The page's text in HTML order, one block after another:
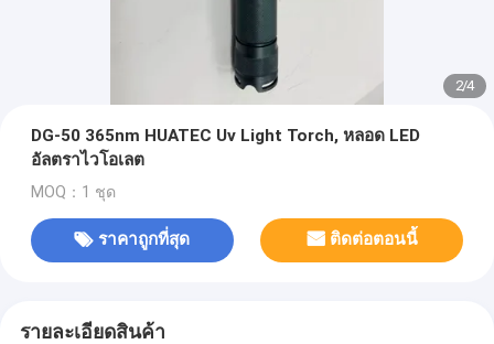
3/4
DG-50 365nm HUATEC Uv Light Torch, หลอด LED
อัลตราไวโอเลต
MOQ：1 ชุด
ราคาถูกที่สุด ติดต่อตอนนี้
รายละเอียดสินค้า